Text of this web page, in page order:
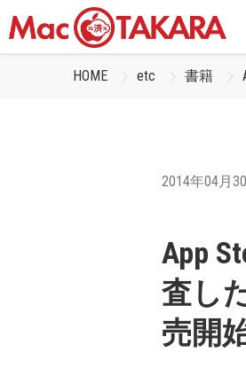
HOME etc 書籍
2014年04月
App
査し
売開